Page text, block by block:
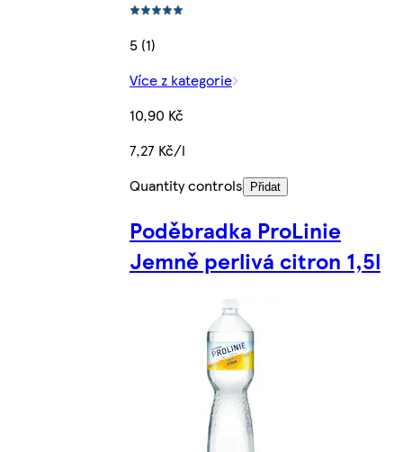
5 (1)
Více z kategorie
10,90 Kč
7,27 Kč/l
Quantity controls
Přidat
Poděbradka ProLinie
Jemně perlivá citron 1,5l